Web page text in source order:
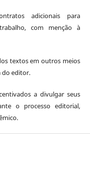
adicionais para
com menção à
textos em outros meios
do editor.
a divulgar seus
o processo editorial,